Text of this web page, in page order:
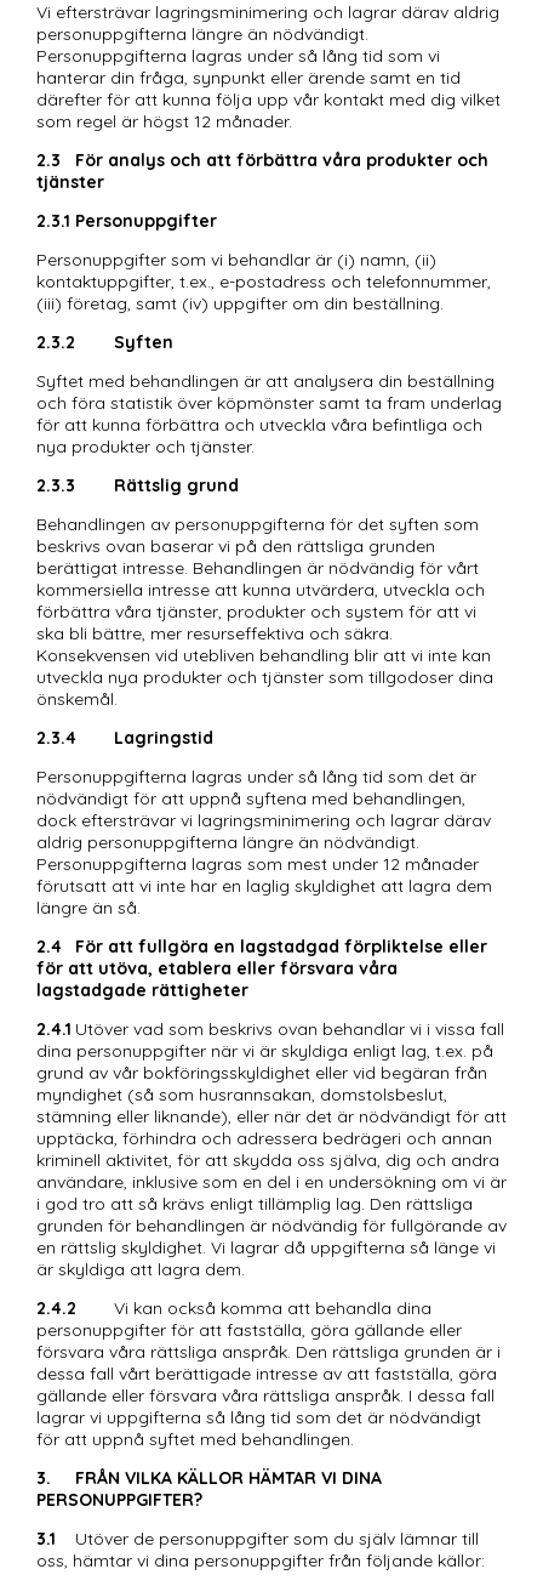
Vi eftersträvar lagringsminimering och lagrar därav aldrig
personuppgifterna längre än nödvändigt.
Personuppgifterna lagras under så lång tid som vi
hanterar din fråga, synpunkt eller ärende samt en tid
därefter för att kunna följa upp vår kontakt med dig vilket
som regel är högst 12 månader.
2.3	För analys och att förbättra våra produkter och
tjänster
2.3.1	Personuppgifter
Personuppgifter som vi behandlar är (i) namn, (ii)
kontaktuppgifter, t.ex., e-postadress och telefonnummer,
(iii) företag, samt (iv) uppgifter om din beställning.
2.3.2	Syften
Syftet med behandlingen är att analysera din beställning
och föra statistik över köpmönster samt ta fram underlag
för att kunna förbättra och utveckla våra befintliga och
nya produkter och tjänster.
2.3.3	Rättslig grund
Behandlingen av personuppgifterna för det syften som
beskrivs ovan baserar vi på den rättsliga grunden
berättigat intresse. Behandlingen är nödvändig för vårt
kommersiella intresse att kunna utvärdera, utveckla och
förbättra våra tjänster, produkter och system för att vi
ska bli bättre, mer resurseffektiva och säkra.
Konsekvensen vid utebliven behandling blir att vi inte kan
utveckla nya produkter och tjänster som tillgodoser dina
önskemål.
2.3.4	Lagringstid
Personuppgifterna lagras under så lång tid som det är
nödvändigt för att uppnå syftena med behandlingen,
dock eftersträvar vi lagringsminimering och lagrar därav
aldrig personuppgifterna längre än nödvändigt.
Personuppgifterna lagras som mest under 12 månader
förutsatt att vi inte har en laglig skyldighet att lagra dem
längre än så.
2.4	För att fullgöra en lagstadgad förpliktelse eller
för att utöva, etablera eller försvara våra
lagstadgade rättigheter
Utöver vad som beskrivs ovan behandlar vi i vissa fall
dina personuppgifter när vi är skyldiga enligt lag, t.ex. på
grund av vår bokföringsskyldighet eller vid begäran från
myndighet (så som husrannsakan, domstolsbeslut,
stämning eller liknande), eller när det är nödvändigt för att
upptäcka, förhindra och adressera bedrägeri och annan
kriminell aktivitet, för att skydda oss själva, dig och andra
användare, inklusive som en del i en undersökning om vi är
i god tro att så krävs enligt tillämplig lag. Den rättsliga
grunden för behandlingen är nödvändig för fullgörande av
en rättslig skyldighet. Vi lagrar då uppgifterna så länge vi
är skyldiga att lagra dem.
2.4.2
personuppgifter för att fastställa, göra gällande eller
försvara våra rättsliga anspråk. Den rättsliga grunden är i
dessa fall vårt berättigade intresse av att fastställa, göra
gällande eller försvara våra rättsliga anspråk. I dessa fall
lagrar vi uppgifterna så lång tid som det är nödvändigt
för att uppnå syftet med behandlingen.
3.	FRÅN VILKA KÄLLOR HÄMTAR VI DINA
PERSONUPPGIFTER?
3.1
oss, hämtar vi dina personuppgifter från följande källor: